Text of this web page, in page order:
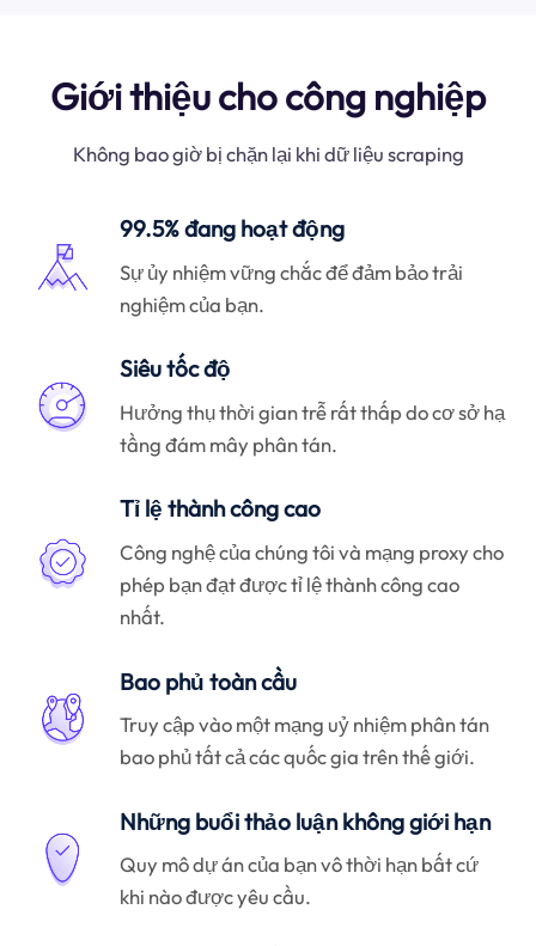
Giới thiệu cho công nghiệp
Không bao giờ bị chặn lại khi dữ liệu scraping
99.5% đang hoạt động
Sự ủy nhiệm vững chắc để đảm bảo trải
nghiệm của bạn.
Siêu tốc độ
Hưởng thụ thời gian trễ rất thấp do cơ sở hạ
tầng đám mây phân tán.
Tỉ lệ thành công cao
Công nghệ của chúng tôi và mạng proxy cho
phép bạn đạt được tỉ lệ thành công cao
nhất.
Bao phủ toàn cầu
Truy cập vào một mạng uỷ nhiệm phân tán
bao phủ tất cả các quốc gia trên thế giới.
Những buổi thảo luận không giới hạn
Quy mô dự án của bạn vô thời hạn bất cứ
khi nào được yêu cầu.